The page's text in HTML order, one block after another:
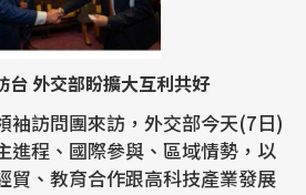
台 外交部盼擴大互利共好
袖訪問團來訪，外交部今天(7日)
進程、國際參與、區域情勢，以
貿、教育合作跟高科技產業發展